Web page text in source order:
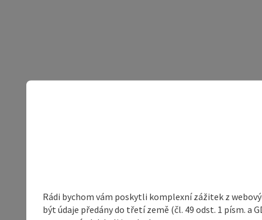
Rádi bychom vám poskytli komplexní zážitek z
být údaje předány do třetí země (čl. 49 odst. 1 písm.